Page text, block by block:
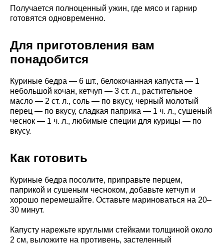
Получается полноценный ужин, где мясо и гарнир
готовятся одновременно.
Для приготовления вам
понадобится
Куриные бедра — 6 шт., белокочанная капуста — 1
небольшой кочан, кетчуп — 3 ст. л., растительное
масло — 2 ст. л., соль — по вкусу, черный молотый
перец — по вкусу, сладкая паприка — 1 ч. л., сушеный
чеснок — 1 ч. л., любимые специи для курицы — по
вкусу.
Как готовить
Куриные бедра посолите, приправьте перцем,
паприкой и сушеным чесноком, добавьте кетчуп и
хорошо перемешайте. Оставьте мариноваться на 20–
30 минут.
Капусту нарежьте круглыми стейками толщиной около
2 см, выложите на противень, застеленный